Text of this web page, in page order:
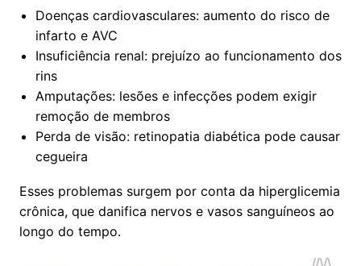
Doenças cardiovasculares: aumento do risco de
infarto e AVC
Insuficiência renal: prejuízo ao funcionamento dos
rins
Amputações: lesões e infecções podem exigir
remoção de membros
Perda de visão: retinopatia diabética pode causar
cegueira
Esses problemas surgem por conta da hiperglicemia
crônica, que danifica nervos e vasos sanguíneos ao
longo do tempo.